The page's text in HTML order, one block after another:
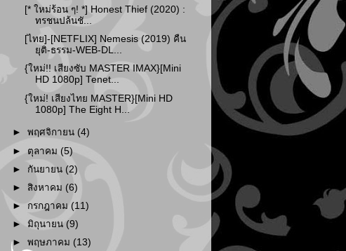
[* ใหม่ร้อน ๆ! *] Honest Thief (2020) :
ทรชนปล้นชั...
[ไทย]-[NETFLIX] Nemesis (2019) คืน
ยุติ-ธรรม-WEB-DL...
{ใหม่!! เสียงซับ MASTER IMAX}[Mini
HD 1080p] Tenet...
{ใหม่! เสียงไทย MASTER}[Mini HD
1080p] The Eight H...
►พฤศจิกายน (4)
► ตุลาคม (5)
► กันยายน (2)
►สิงหาคม (6)
► กรกฎาคม (11)
►มิถุนายน(9)
►พฤษภาคม (13)